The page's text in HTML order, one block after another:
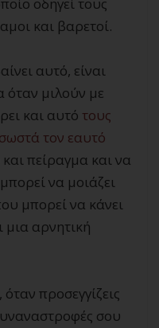
οδηγεί τους
και βαρετοί.
αυτό, είναι
όταν μιλούν με
και αυτό τους
τον εαυτό
πείραγμα και να
να μοιάζει
μπορεί να κάνει
μια αρνητική
προσεγγίζεις
σου